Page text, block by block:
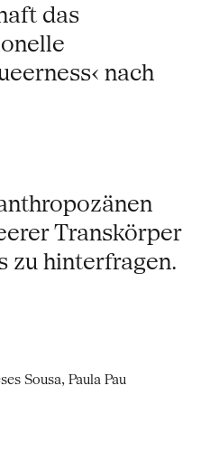
das
nach
Transkörper
zu hinterfragen.
Sousa, Paula Pau